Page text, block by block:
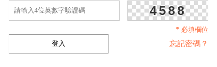
4588
* 必填欄位
忘記密碼？